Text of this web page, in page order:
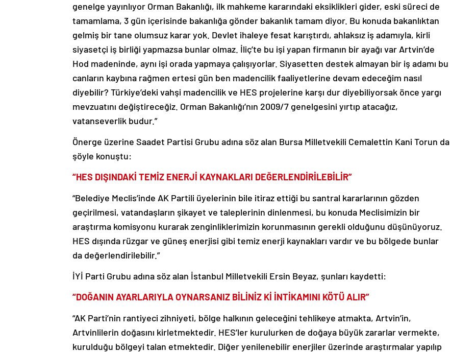
genelge yayınlıyor Orman Bakanlığı, ilk mahkeme kararındaki eksiklikleri gider, eski süreci de
tamamlama, 3 gün içerisinde bakanlığa gönder bakanlık tamam diyor. Bu konuda bakanlıktan
gelmiş bir tane olumsuz karar yok. Devlet ihaleye fesat karıştırdı, ahlaksız iş adamıyla, kirli
siyasetçi iş birliği yapmazsa bunlar olmaz. İliç’te bu işi yapan firmanın bir ayağı var Artvin’de
Hod madeninde, aynı işi orada yapmaya çalışıyorlar. Siyasetten destek almayan bir iş adamı bu
canların kaybına rağmen ertesi gün ben madencilik faaliyetlerine devam edeceğim nasıl
diyebilir? Türkiye’deki vahşi madencilik ve HES projelerine karşı dur diyebiliyorsak önce yargı
mevzuatını değiştireceğiz. Orman Bakanlığı’nın 2009/7 genelgesini yırtıp atacağız,
vatanseverlik budur.”
Önerge üzerine Saadet Partisi Grubu adına söz alan Bursa Milletvekili Cemalettin Kani Torun da
şöyle konuştu:
“HES DIŞINDAKİ TEMİZ ENERJİ KAYNAKLARI DEĞERLENDİRİLEBİLİR”
“Belediye Meclis’inde AK Partili üyelerinin bile itiraz ettiği bu santral kararlarının gözden
geçirilmesi, vatandaşların şikayet ve taleplerinin dinlenmesi, bu konuda Meclisimizin bir
araştırma komisyonu kurarak zenginliklerimizin korunmasının gerekli olduğunu düşünüyoruz.
HES dışında rüzgar ve güneş enerjisi gibi temiz enerji kaynakları vardır ve bu bölgede bunlar
da değerlendirilebilir.”
İYİ Parti Grubu adına söz alan İstanbul Milletvekili Ersin Beyaz, şunları kaydetti:
“DOĞANIN AYARLARIYLA OYNARSANIZ BİLİNİZ Kİ İNTİKAMINI KÖTÜ ALIR”
“AK Parti’nin rantiyeci zihniyeti, bölge halkının geleceğini tehlikeye atmakta, Artvin’in,
Artvinlilerin doğasını kirletmektedir. HES’ler kurulurken de doğaya büyük zararlar vermekte,
kurulduğu bölgeyi talan etmektedir. Diğer yenilenebilir enerjiler üzerinde araştırmalar yapılıp